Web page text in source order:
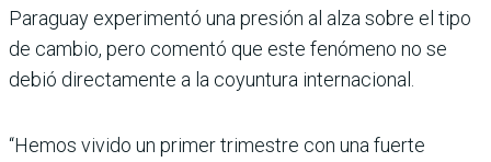
Paraguay experimentó una presión al alza sobre el tipo
de cambio, pero comentó que este fenómeno no se
debió directamente a la coyuntura internacional.
“Hemos vivido un primer trimestre con una fuerte